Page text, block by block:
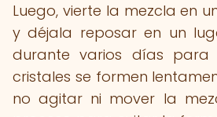
Luego, vierte la mezcla en
y déjala reposar en un
durante varios días para
cristales se formen
no agitar ni mover la